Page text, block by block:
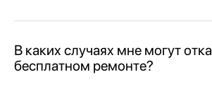
В каких случаях мне могут
бесплатном ремонте?